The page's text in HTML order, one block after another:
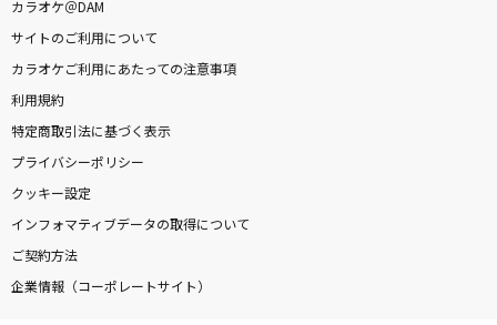
カラオケ＠DAM
サイトのご利用について
カラオケご利用にあたっての注意事項
利用規約
特定商取引法に基づく表示
プライバシーポリシー
クッキー設定
インフォマティブデータの取得について
ご契約方法
企業情報（コーポレートサイト）